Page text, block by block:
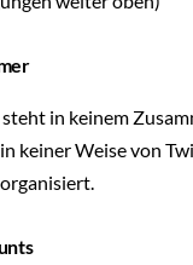
in keinem
keiner Weise von